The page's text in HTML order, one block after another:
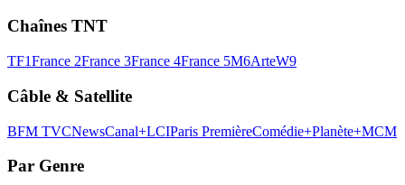
Chaînes TNT
TF1France 2France 3France 4France 5M6ArteW9
Câble & Satellite
BFM TVCNewsCanal+LCIParis PremièreComédie+Planète+MCM
Par Genre